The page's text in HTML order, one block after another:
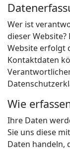
Wer ist
dieser
Website erfolgt
Kontaktdaten
Wie
Ihre Daten
Sie uns diese
Daten handeln,